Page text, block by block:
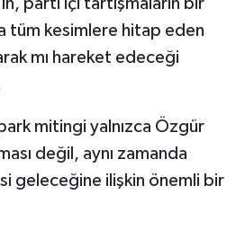
parti içi tartışmaların bir
tüm kesimlere hitap eden
mı hareket edeceği
mitingi yalnızca Özgür
değil, aynı zamanda
geleceğine ilişkin önemli bir